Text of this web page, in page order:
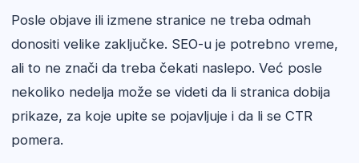
Posle objave ili izmene stranice ne treba odmah
donositi velike zaključke. SEO-u je potrebno vreme,
ali to ne znači da treba čekati naslepo. Već posle
nekoliko nedelja može se videti da li stranica dobija
prikaze, za koje upite se pojavljuje i da li se CTR
pomera.